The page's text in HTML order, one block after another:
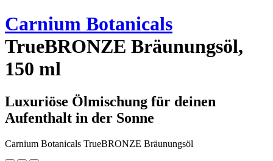
Carnium Botanicals
TrueBRONZE Bräunungsöl,
150 ml
Luxuriöse Ölmischung für deinen
Aufenthalt in der Sonne
Carnium Botanicals TrueBRONZE Bräunungsöl